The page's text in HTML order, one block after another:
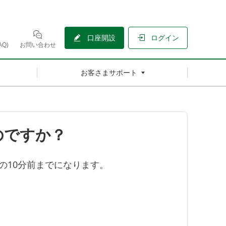
お問い合わせ
口座開設 ログイン
お客さまサポート
すか？
分前までになります。